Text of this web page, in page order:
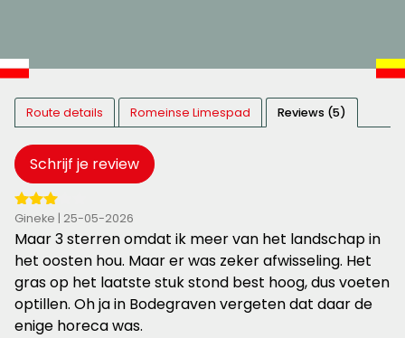
Route details Romeinse Limespad Reviews (5)
Schrijf je review
3
van
de
5
sterren
Gineke | 25-05-2026
Maar 3 sterren omdat ik meer van het landschap in
het oosten hou. Maar er was zeker afwisseling. Het
gras op het laatste stuk stond best hoog, dus voeten
optillen. Oh ja in Bodegraven vergeten dat daar de
enige horeca was.